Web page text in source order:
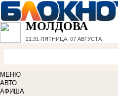
МОЛДОВА
21:31 ПЯТНИЦА, 07 АВГУСТА
МЕНЮ
АВТО
АФИША